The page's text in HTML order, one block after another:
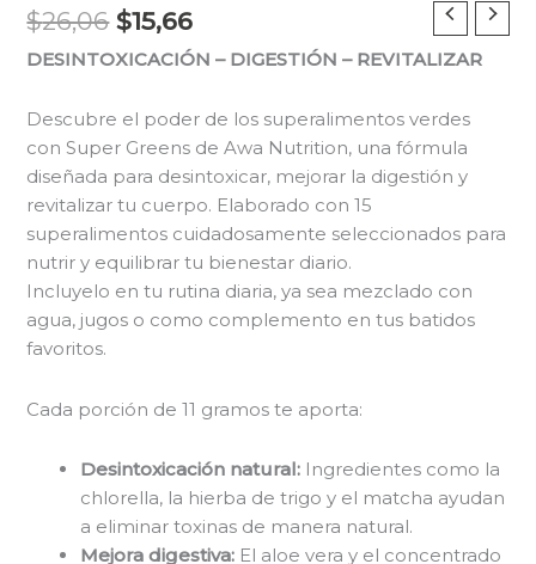
$26,06 Original
price
$26,06.
$15,66Current
price
$15,66.
DESINTOXICACIÓN – DIGESTIÓN – REVITALIZAR
Descubre el poder de los superalimentos verdes
con Super Greens de Awa Nutrition, una fórmula
diseñada para desintoxicar, mejorar la digestión y
revitalizar tu cuerpo. Elaborado con 15
superalimentos cuidadosamente seleccionados para
nutrir y equilibrar tu bienestar diario.
Incluyelo en tu rutina diaria, ya sea mezclado con
agua, jugos o como complemento en tus batidos
favoritos.
Cada porción de 11 gramos te aporta:
Desintoxicación natural: Ingredientes como la
chlorella, la hierba de trigo y el matcha ayudan
a eliminar toxinas de manera natural.
Mejora digestiva: El aloe vera y el concentrado
SUPER
GREENS
330
cantidad